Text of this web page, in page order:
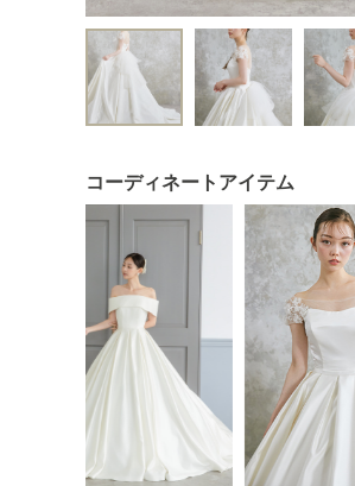
コーディネートアイテム